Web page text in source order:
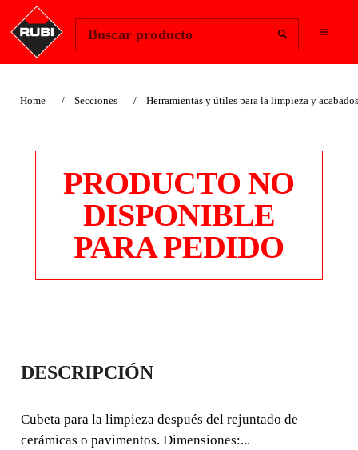
Buscar producto
Home Secciones Herramientas y útiles para la limpieza y acabados
PRODUCTO NO
DISPONIBLE
PARA PEDIDO
CUBETA CON
ESCURRIDOR
SUPERPRO
DESCRIPCIÓN
Cubeta para la limpieza después del rejuntado de
cerámicas o pavimentos. Dimensiones:...